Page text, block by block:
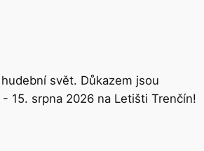
svět. Důkazem jsou
15. srpna 2026 na Letišti Trenčín!